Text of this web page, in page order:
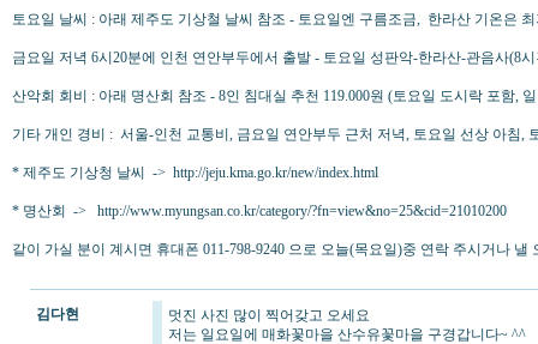
토요일 날씨 : 아래 제주도 기상철 날씨 참조 - 토요일엔 구름조금, 한라산 기온은
금요일 저녁 6시20분에 인천 연안부두에서 출발 - 토요일 성판악-한라산-관음사(8
산악회 회비 : 아래 명산회 참조 - 8인 침대실 추천 119.000원 (토요일 도시락 포함,
기타 개인 경비 : 서울-인천 교통비, 금요일 연안부두 근처 저녁, 토요일 선상 아
* 제주도 기상청 날씨 -> http://jeju.kma.go.kr/new/index.html
* 명산회 -> http://www.myungsan.co.kr/category/?fn=view&no=25&cid=21010200
같이 가실 분이 계시면 휴대폰 011-798-9240 으로 오늘(목요일)중 연락 주시거나
김다현
멋진 사진 많이 찍어갖고 오세요
저는 일요일에 매화꽃마을 산수유꽃마을 구경갑니다~ ^^